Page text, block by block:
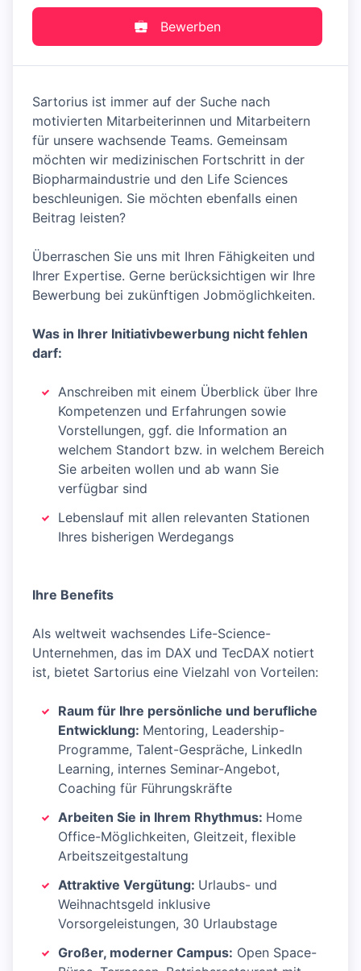
Bewerben
Sartorius ist immer auf der Suche nach
motivierten Mitarbeiterinnen und Mitarbeitern
für unsere wachsende Teams. Gemeinsam
möchten wir medizinischen Fortschritt in der
Biopharmaindustrie und den Life Sciences
beschleunigen. Sie möchten ebenfalls einen
Beitrag leisten?
Überraschen Sie uns mit Ihren Fähigkeiten und
Ihrer Expertise. Gerne berücksichtigen wir Ihre
Bewerbung bei zukünftigen Jobmöglichkeiten.
Was in Ihrer Initiativbewerbung nicht fehlen
darf:
Anschreiben mit einem Überblick über Ihre
Kompetenzen und Erfahrungen sowie
Vorstellungen, ggf. die Information an
welchem Standort bzw. in welchem Bereich
Sie arbeiten wollen und ab wann Sie
verfügbar sind
Lebenslauf mit allen relevanten Stationen
Ihres bisherigen Werdegangs
Ihre Benefits
Als weltweit wachsendes Life-Science-
Unternehmen, das im DAX und TecDAX notiert
ist, bietet Sartorius eine Vielzahl von Vorteilen:
Raum für Ihre persönliche und berufliche
Entwicklung: Mentoring, Leadership-
Programme, Talent-Gespräche, LinkedIn
Learning, internes Seminar-Angebot,
Coaching für Führungskräfte
Arbeiten Sie in Ihrem Rhythmus: Home
Office-Möglichkeiten, Gleitzeit, flexible
Arbeitszeitgestaltung
Attraktive Vergütung: Urlaubs- und
Weihnachtsgeld inklusive
Vorsorgeleistungen, 30 Urlaubstage
Großer, moderner Campus: Open Space-